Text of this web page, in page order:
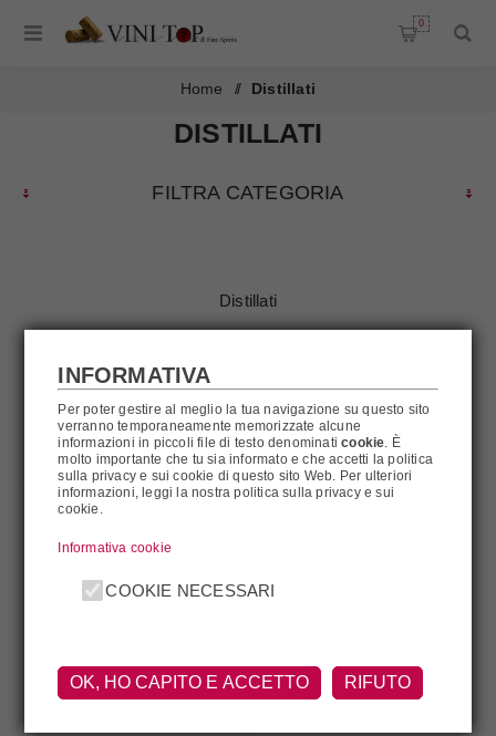
0
Home / Distillati
DISTILLATI
FILTRA CATEGORIA
Distillati
INFORMATIVA
Per poter gestire al meglio la tua navigazione su questo sito
verranno temporaneamente memorizzate alcune
informazioni in piccoli file di testo denominaticookie. È
molto importante che tu sia informato e che accetti la politica
sulla privacy e sui cookie di questo sito Web. Per ulteriori
informazioni, leggi la nostra politica sulla privacy e sui
cookie.
Informativa cookie
COOKIE NECESSARI
OK, HO CAPITO E ACCETTO RIFUTO